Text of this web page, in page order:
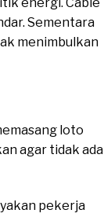
Sementara
menimbulkan
loto
agar tidak ada
pekerja